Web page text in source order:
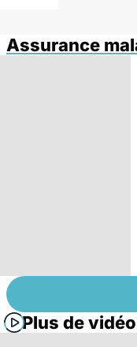
Assurance
Plus de